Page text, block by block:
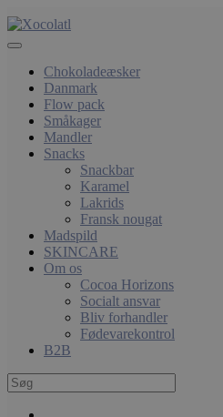
Chokoladeæsker
Danmark
Flow pack
Småkager
Mandler
Snacks
Snackbar
Karamel
Lakrids
Fransk nougat
Madspild
SKINCARE
Om os
Cocoa Horizons
Socialt ansvar
Bliv forhandler
Fødevarekontrol
B2B